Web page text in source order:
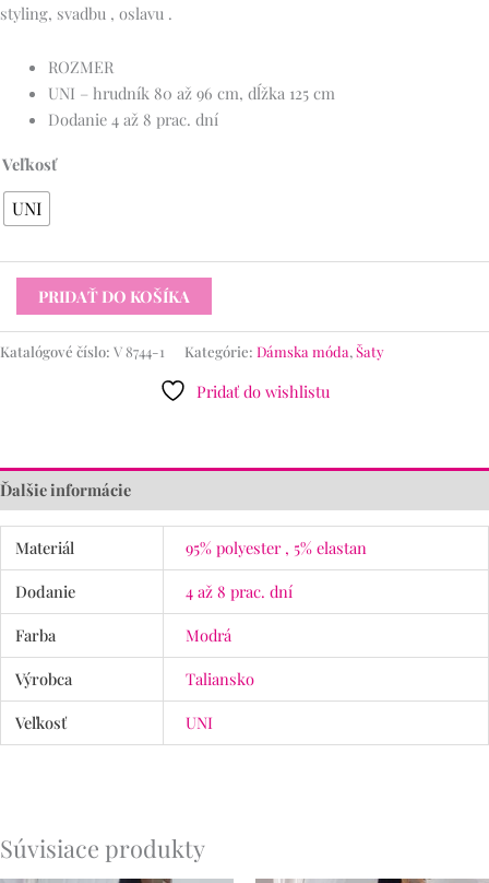
styling, svadbu , oslavu .
ROZMER
UNI – hrudník 80 až 96 cm, dĺžka 125 cm
Dodanie 4 až 8 prac. dní
Veľkosť
UNI
PRIDAŤ DO KOŠÍKA
Katalógové číslo: V 8744-1 Kategórie: Dámska móda,Šaty
Pridať do wishlistu
Ďalšie informácie
Materiál
95% polyester , 5% elastan
Dodanie
4 až 8 prac. dní
Farba
Modrá
Výrobca
Taliansko
Veľkosť
UNI
Súvisiace produkty